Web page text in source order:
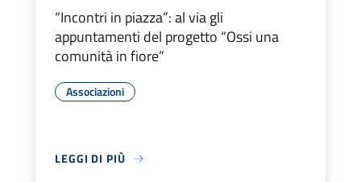
“Incontri in piazza”: al via gli
appuntamenti del progetto “Ossi una
comunità in fiore”
Associazioni
LEGGI DI PIÙ